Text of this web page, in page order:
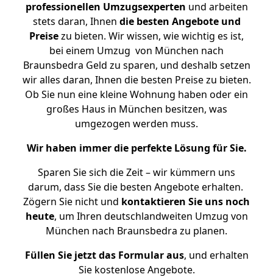
professionellen Umzugsexperten und arbeiten
stets daran, Ihnen die besten Angebote und
Preisezu bieten. Wir wissen, wie wichtig es ist,
bei einem Umzug von München nach
Braunsbedra Geld zu sparen, und deshalb setzen
wir alles daran, Ihnen die besten Preise zu bieten.
Ob Sie nun eine kleine Wohnung haben oder ein
großes Haus in München besitzen, was
umgezogen werden muss.
Wir haben immer die perfekte Lösung für Sie.
Sparen Sie sich die Zeit – wir kümmern uns
darum, dass Sie die besten Angebote erhalten.
Zögern Sie nicht und kontaktieren Sie uns noch
heute, um Ihren deutschlandweiten Umzug von
München nach Braunsbedra zu planen.
Füllen Sie jetzt das Formular aus, und erhalten
Sie kostenlose Angebote.